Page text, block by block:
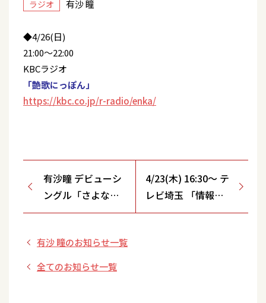
ラジオ 有沙 瞳
◆4/26(日)
21:00～22:00
KBCラジオ
「艶歌にっぽん」
https://kbc.co.jp/r-radio/enka/
有沙瞳 デビューシ
ングル「さよなら
は黄昏に」発売記
ン決定！
4/23(木) 16:30～ テ
レビ埼玉 「情報番
組マチコミ」生放送
有沙 瞳のお知らせ一覧
全てのお知らせ一覧